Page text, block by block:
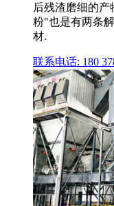
后残渣磨细的
粉"也是有两条
材.
联系电话: 180